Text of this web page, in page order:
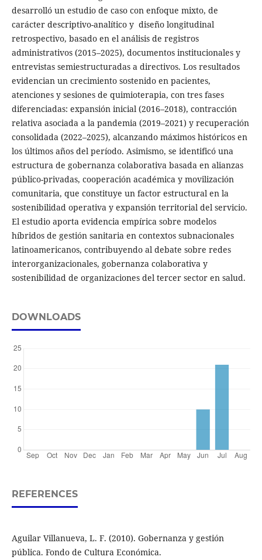
desarrolló un estudio de caso con enfoque mixto, de
carácter descriptivo-analítico y diseño longitudinal
retrospectivo, basado en el análisis de registros
administrativos (2015–2025), documentos institucionales y
entrevistas semiestructuradas a directivos. Los resultados
evidencian un crecimiento sostenido en pacientes,
atenciones y sesiones de quimioterapia, con tres fases
diferenciadas: expansión inicial (2016–2018), contracción
relativa asociada a la pandemia (2019–2021) y recuperación
consolidada (2022–2025), alcanzando máximos históricos en
los últimos años del período. Asimismo, se identificó una
estructura de gobernanza colaborativa basada en alianzas
público-privadas, cooperación académica y movilización
comunitaria, que constituye un factor estructural en la
sostenibilidad operativa y expansión territorial del servicio.
El estudio aporta evidencia empírica sobre modelos
híbridos de gestión sanitaria en contextos subnacionales
latinoamericanos, contribuyendo al debate sobre redes
interorganizacionales, gobernanza colaborativa y
sostenibilidad de organizaciones del tercer sector en salud.
DOWNLOADS
REFERENCES
Aguilar Villanueva, L. F. (2010). Gobernanza y gestión
pública. Fondo de Cultura Económica.